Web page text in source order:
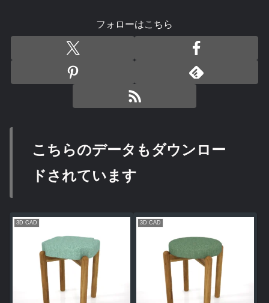
フォローはこちら
こちらのデータもダウンロー
ドされています
3D CAD 3D CAD